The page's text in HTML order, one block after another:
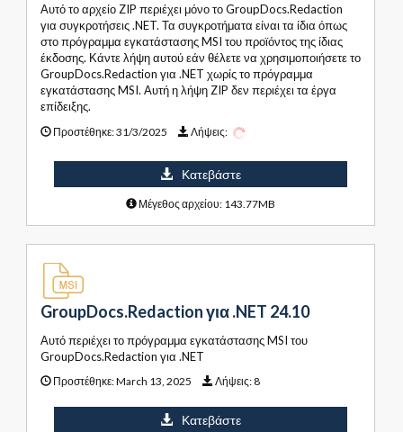
Αυτό το αρχείο ZIP περιέχει μόνο το GroupDocs.Redaction
για συγκροτήσεις .NET. Τα συγκροτήματα είναι τα ίδια όπως
στο πρόγραμμα εγκατάστασης MSI του προϊόντος της ίδιας
έκδοσης. Κάντε λήψη αυτού εάν θέλετε να χρησιμοποιήσετε το
GroupDocs.Redaction για .NET χωρίς το πρόγραμμα
εγκατάστασης MSI. Αυτή η λήψη ZIP δεν περιέχει τα έργα
επίδειξης.
Προστέθηκε:31/3/2025 Λήψεις:
Κατεβάστε
Μέγεθος αρχείου: 143.77MB
GroupDocs.Redaction για .NET 24.10
Αυτό περιέχει το πρόγραμμα εγκατάστασης MSI του
GroupDocs.Redaction για .NET
Προστέθηκε:March 13, 2025 Λήψεις:8
Κατεβάστε